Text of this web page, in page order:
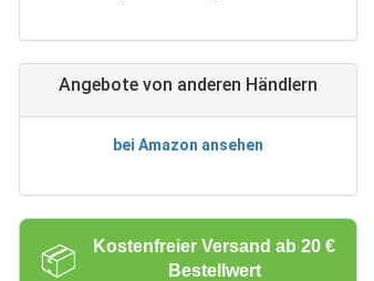
Angebote von anderen Händlern
bei Amazon ansehen
📦
Kostenfreier Versand ab 20 €
Bestellwert